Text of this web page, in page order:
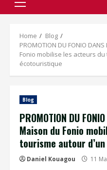
Primary
Menu
Home
Blog
PROMOTION DU FONIO
Fonio mobilise les acteurs
écotouristique
Blog
PROMOTION DU
Maison du Fonio
tourisme autour
Daniel Kouagou 11